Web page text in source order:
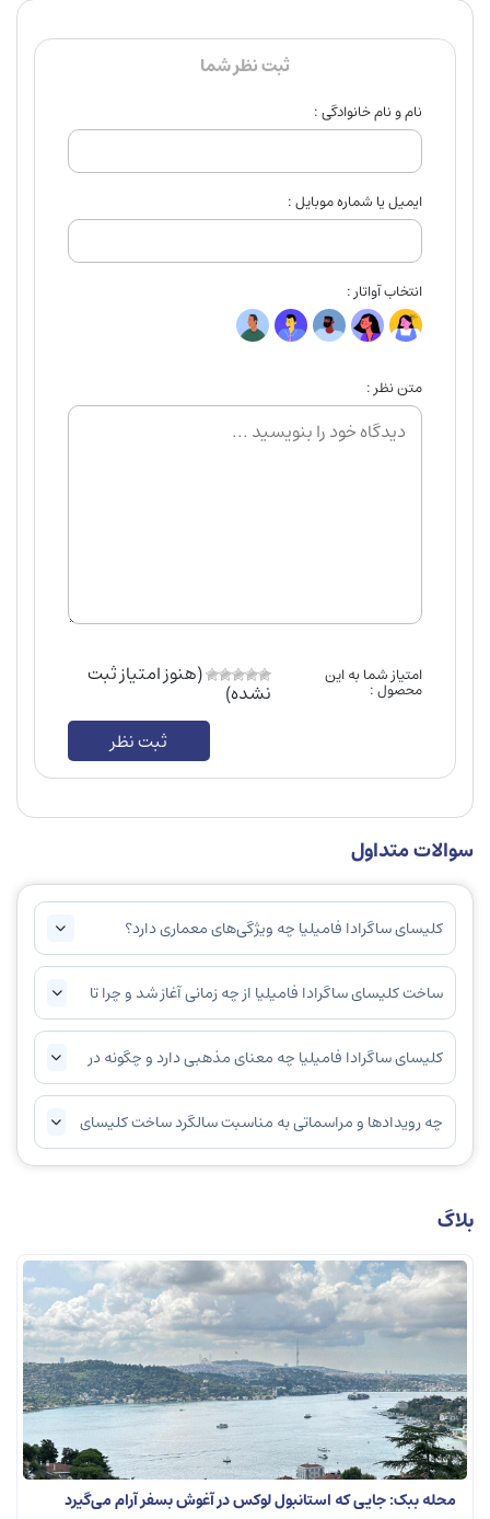
ثبت نظر شما
نام و نام خانوادگی :
ایمیل یا شماره موبایل :
انتخاب آواتار :
متن نظر :
امتیاز شما به این
محصول :
(هنوز امتیاز ثبت
نشده)
ثبت نظر
سوالات متداول
کلیسای ساگرادا فامیلیا چه ویژگی‌های معماری دارد؟
ساخت کلیسای ساگرادا فامیلیا از چه زمانی آغاز شد و چرا تا
کنون تکمیل نشده است؟
کلیسای ساگرادا فامیلیا چه معنای مذهبی دارد و چگونه در
طراحی آن بازتاب یافته است؟
چه رویدادها و مراسماتی به مناسبت سالگرد ساخت کلیسای
ساگرادا فامیلیا برگزار می‌شود؟
بلاگ
محله ببک: جایی که استانبول لوکس در آغوش بسفر آرام می‌گیرد